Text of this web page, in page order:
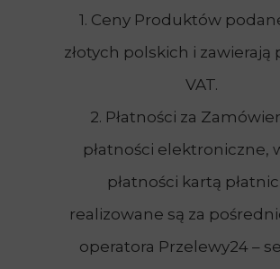
1. Ceny Produktów
złotych polskich i zawierają
VAT.
2. Płatności za
płatności elektroniczne,
płatności kartą
realizowane są za
operatora Przelewy24 –